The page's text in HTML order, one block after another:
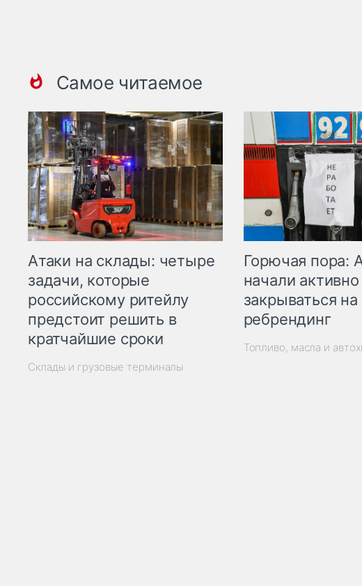
Самое читаемое
Атаки на склады: четыре
задачи, которые
российскому ритейлу
предстоит решить в
кратчайшие сроки
Склады и грузовые терминалы
Горючая пора:
начали активно
закрываться
ребрендинг
Топливо, масла и